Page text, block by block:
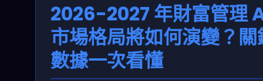
2026-2027 年財富管理
市場格局將如何演變？關
數據一次看懂